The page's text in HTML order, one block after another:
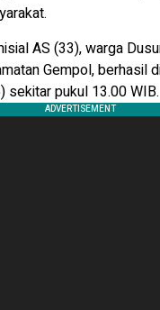
AS (33), warga
Gempol, berhasil
pukul 13.00 WIB.